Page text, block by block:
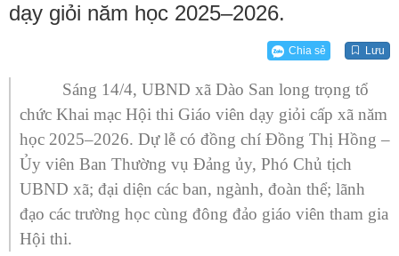
dạy giỏi năm học 2025–2026.
Chia sẻ Lưu
Sáng 14/4, UBND xã Dào San long trọng tổ
chức Khai mạc Hội thi Giáo viên dạy giỏi cấp xã năm
học 2025–2026. Dự lễ có đồng chí Đồng Thị Hồng –
Ủy viên Ban Thường vụ Đảng ủy, Phó Chủ tịch
UBND xã; đại diện các ban, ngành, đoàn thể; lãnh
đạo các trường học cùng đông đảo giáo viên tham gia
Hội thi.